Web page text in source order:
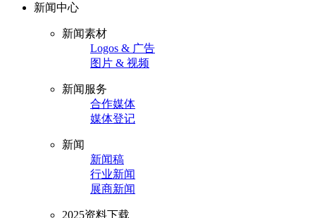
新闻中心
新闻素材
Logos & 广告
图片 & 视频
新闻服务
合作媒体
媒体登记
新闻
新闻稿
行业新闻
展商新闻
2025资料下载